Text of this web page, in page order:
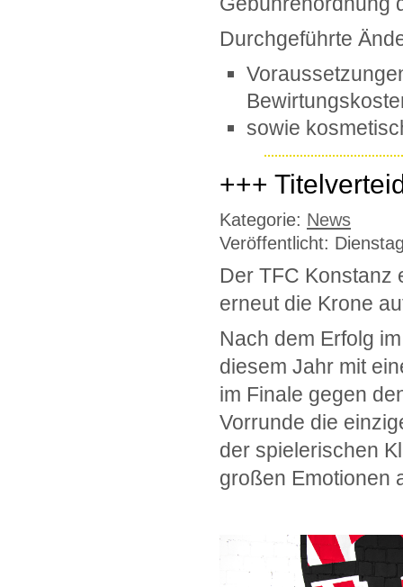
Durchgeführte
sowie
+++
Kategorie: News
Veröffentlicht:
Der TFC Konstanz
erneut die Krone
Nach dem Erfolg
diesem Jahr mit
im Finale gegen
Vorrunde die
der spielerischen
großen Emotionen